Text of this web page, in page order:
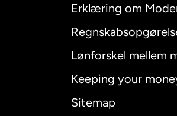
Erklæring om
Lønforskel mellem
Keeping your
Sitemap